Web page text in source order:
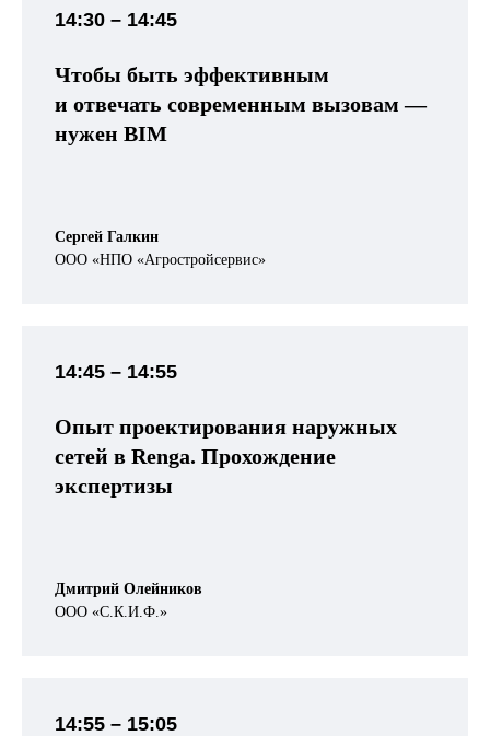
14:30 – 14:45
Чтобы быть эффективным
и отвечать современным вызовам —
нужен BIM
Сергей Галкин
ООО «НПО «Агростройсервис»
14:45 – 14:55
Опыт проектирования наружных
сетей в Renga. Прохождение
экспертизы
Дмитрий Олейников
ООО «С.К.И.Ф.»
14:55 – 15:05